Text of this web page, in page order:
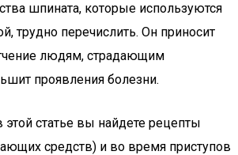
шпината, которые используются
трудно перечислить. Он приносит
людям, страдающим
проявления болезни.
статье вы найдете рецепты
средств) и во время приступов